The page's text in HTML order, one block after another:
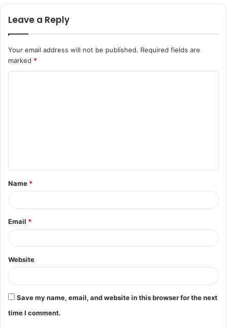
Leave a Reply
Your email address will not be published. Required fields are
marked *
t
*
Name *
Email *
Website
Save my name, email, and website in this browser for the next
time I comment.